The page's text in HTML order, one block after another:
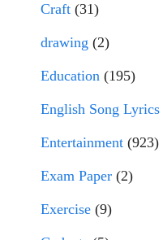
Craft (31)
drawing (2)
Education (195)
English Song Lyrics
Entertainment (923)
Exam Paper (2)
Exercise (9)